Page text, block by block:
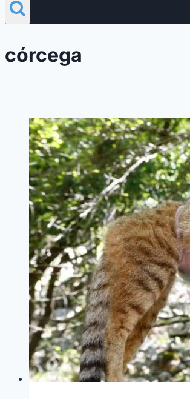
córcega